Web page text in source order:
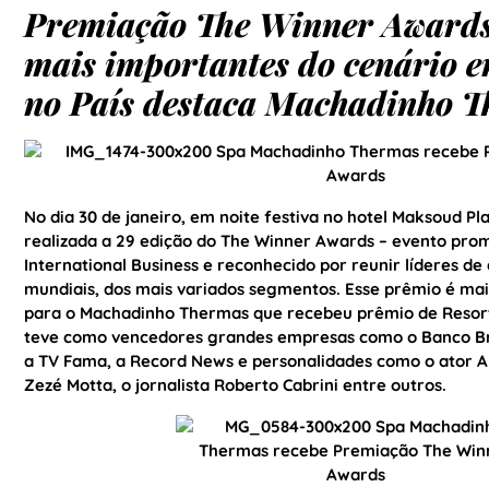
Premiação The Winner
mais importantes do cenário
no País destaca Machadinho
No dia 30 de janeiro, em noite festiva no hotel Maksoud
realizada a 29 edição do The Winner Awards – evento
International Business e reconhecido por reunir líderes de
mundiais, dos mais variados segmentos. Esse prêmio é
para o Machadinho Thermas que recebeu prêmio de
teve como vencedores grandes empresas como o Banco
a TV Fama, a Record News e personalidades como o ator
Zezé Motta, o jornalista Roberto Cabrini entre outros.